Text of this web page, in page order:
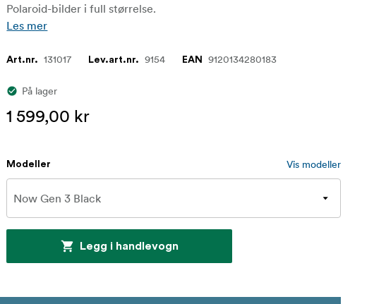
Polaroid-bilder i full størrelse.
Les mer
Art.nr. 131017 Lev.art.nr. 9154 EAN 9120134280183
På lager
1 599,00 kr
Modeller Vis modeller
Legg i handlevogn